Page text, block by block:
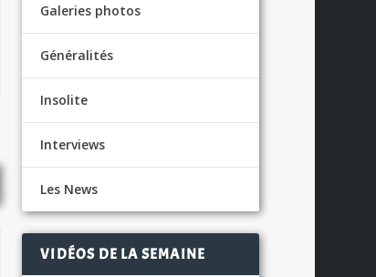
Galeries photos
Généralités
Insolite
Interviews
Les News
VIDÉOS DE LA SEMAINE